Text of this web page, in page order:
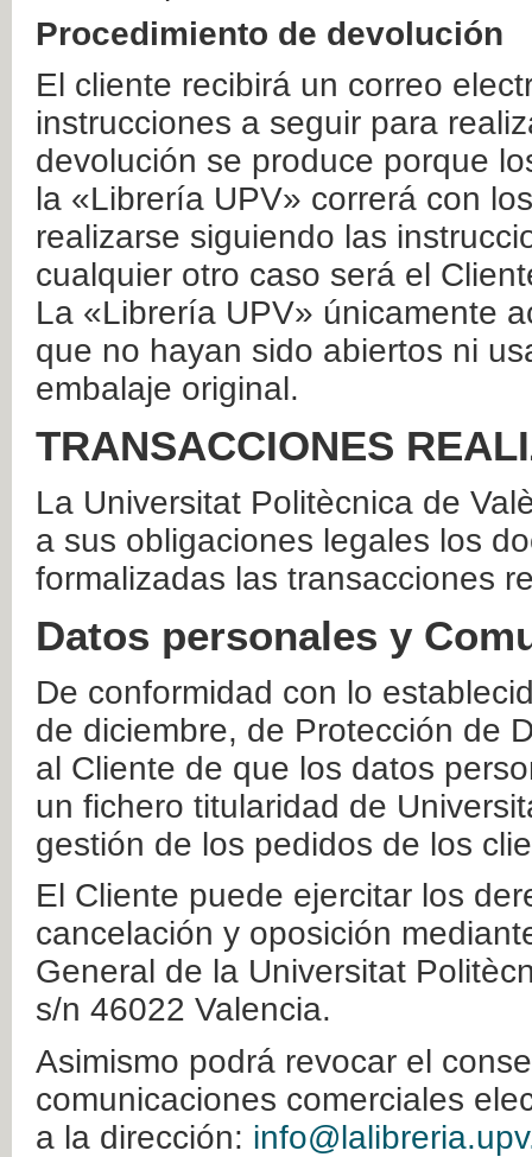
Procedimiento de devolución
El cliente recibirá un correo
instrucciones a seguir para
devolución se produce porque
la «Librería UPV» correrá con
realizarse siguiendo las
cualquier otro caso será el
La «Librería UPV» únicamente
que no hayan sido abiertos ni
embalaje original.
TRANSACCIONES
La Universitat Politècnica de
a sus obligaciones legales los
formalizadas las transacciones
Datos personales y
De conformidad con lo
de diciembre, de Protección de
al Cliente de que los datos
un fichero titularidad de
gestión de los pedidos de los
El Cliente puede ejercitar los
cancelación y oposición
General de la Universitat
s/n 46022 Valencia.
Asimismo podrá revocar el
comunicaciones comerciales
a la dirección: